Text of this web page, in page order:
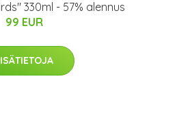
330ml - 57% alennus
99 EUR